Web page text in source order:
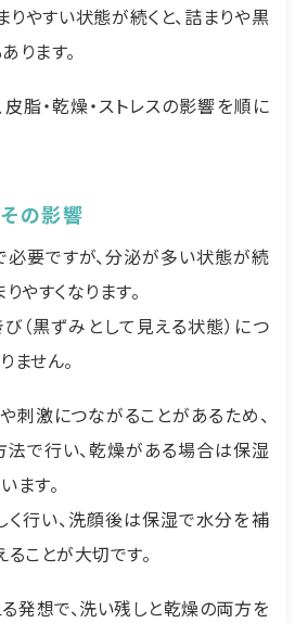
やすい状態が続くと、詰まりや黒
ります。
脂・乾燥・ストレスの影響を順に
の影響
必要ですが、分泌が多い状態が続
やすくなります。
（黒ずみとして見える状態）につ
ません。
刺激につながることがあるため、
法で行い、乾燥がある場合は保湿
ます。
く行い、洗顔後は保湿で水分を補
ることが大切です。
発想で、洗い残しと乾燥の両方を